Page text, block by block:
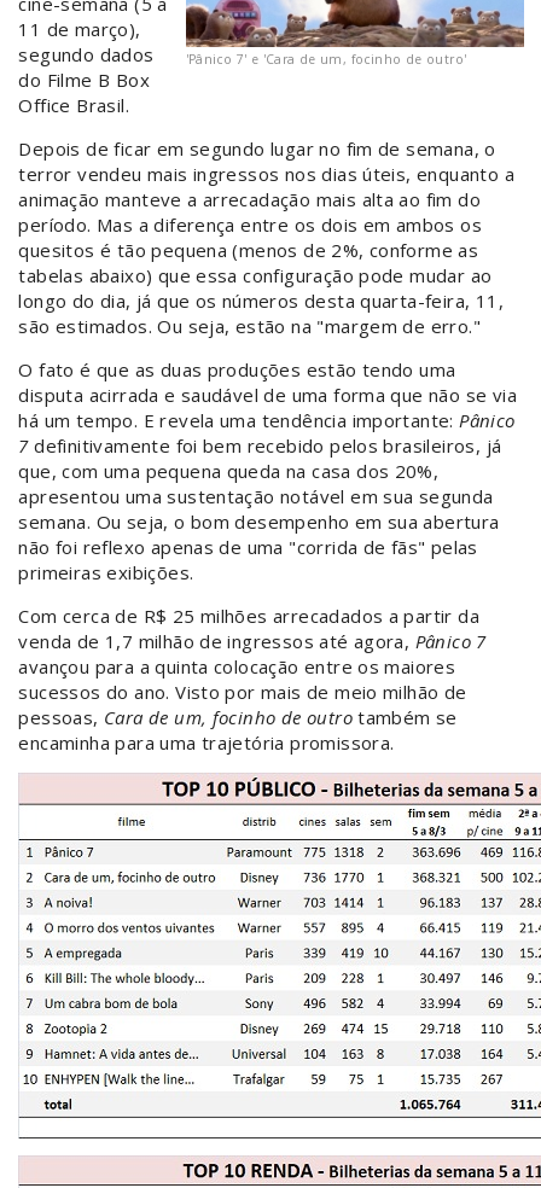
'Pânico 7' e 'Cara de um, focinho de outro'
11 de março),
segundo dados
do Filme B Box
Office Brasil.
Depois de ficar em segundo lugar no fim de semana, o
terror vendeu mais ingressos nos dias úteis, enquanto a
animação manteve a arrecadação mais alta ao fim do
período. Mas a diferença entre os dois em ambos os
quesitos é tão pequena (menos de 2%, conforme as
tabelas abaixo) que essa configuração pode mudar ao
longo do dia, já que os números desta quarta-feira, 11,
são estimados. Ou seja, estão na "margem de erro."
O fato é que as duas produções estão tendo uma
disputa acirrada e saudável de uma forma que não se via
há um tempo. E revela uma tendência importante:Pânico
7definitivamente foi bem recebido pelos brasileiros, já
que, com uma pequena queda na casa dos 20%,
apresentou uma sustentação notável em sua segunda
semana. Ou seja, o bom desempenho em sua abertura
não foi reflexo apenas de uma "corrida de fãs" pelas
primeiras exibições.
Com cerca de R$ 25 milhões arrecadados a partir da
venda de 1,7 milhão de ingressos até agora, Pânico 7
avançou para a quinta colocação entre os maiores
sucessos do ano. Visto por mais de meio milhão de
pessoas, Cara de um, focinho de outrotambém se
encaminha para uma trajetória promissora.